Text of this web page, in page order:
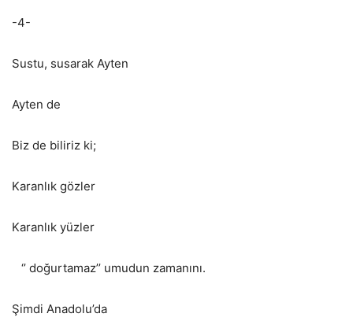
-4-
Sustu, susarak Ayten
Ayten de
Biz de biliriz ki;
Karanlık gözler
Karanlık yüzler
‘’ doğurtamaz’’ umudun zamanını.
Şimdi Anadolu’da